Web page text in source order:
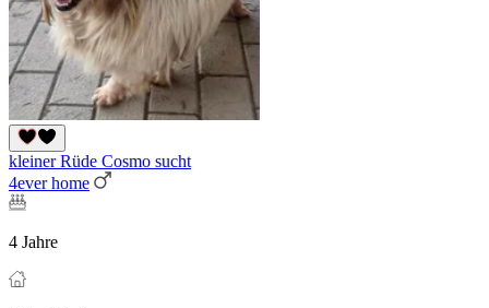
kleiner Rüde Cosmo sucht
4ever home
4 Jahre